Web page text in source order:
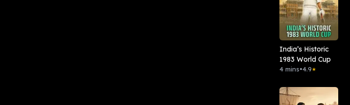
India’s Historic
1983 World Cup
4 mins•4.9★